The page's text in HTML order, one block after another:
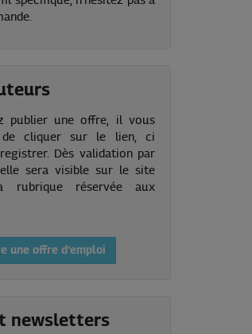
publier une offre, il vous
de cliquer sur le lien, ci
Dès validation par
elle sera visible sur le site
rubrique réservée aux
une offre d'emploi
newsletters